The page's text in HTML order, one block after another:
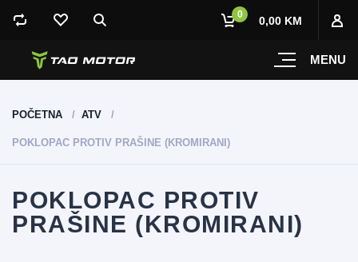
MENU
0 0,00 KM
POČETNA ATV
POKLOPAC PROTIV PRAŠINE (KROMIRANI)
POKLOPAC PROTIV
PRAŠINE (KROMIRANI)